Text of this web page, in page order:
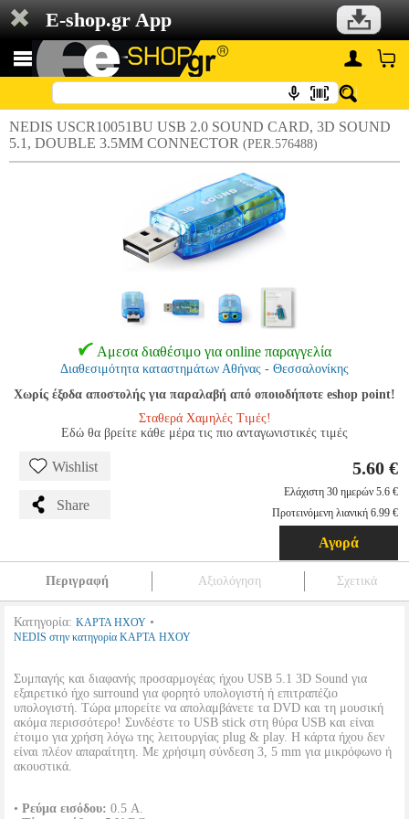
E-shop.gr App
NEDIS USCR10051BU USB 2.0 SOUND CARD, 3D SOUND
5.1, DOUBLE 3.5MM CONNECTOR (PER.576488)
Αμεσα διαθέσιμο για online παραγγελία
Διαθεσιμότητα καταστημάτων Αθήνας - Θεσσαλονίκης
Χωρίς έξοδα αποστολής για παραλαβή από οποιοδήποτε eshop point!
Σταθερά Χαμηλές Τιμές!
Εδώ θα βρείτε κάθε μέρα τις πιο ανταγωνιστικές τιμές
Wishlist
Share
5.60 €
Ελάχιστη 30 ημερών 5.6 €
Προτεινόμενη λιανική 6.99 €
Αγορά
Περιγραφή Αξιολόγηση Σχετικά
Κατηγορία: ΚΑΡΤΑ ΗΧΟΥ •
NEDIS στην κατηγορία ΚΑΡΤΑ ΗΧΟΥ
Συμπαγής και διαφανής προσαρμογέας ήχου USB 5.1 3D Sound για
εξαιρετικό ήχο surround για φορητό υπολογιστή ή επιτραπέζιο
υπολογιστή. Τώρα μπορείτε να απολαμβάνετε τα DVD και τη μουσική
ακόμα περισσότερο! Συνδέστε το USB stick στη θύρα USB και είναι
έτοιμο για χρήση λόγω της λειτουργίας plug & play. Η κάρτα ήχου δεν
είναι πλέον απαραίτητη. Με χρήσιμη σύνδεση 3, 5 mm για μικρόφωνο ή
ακουστικά.
• Ρεύμα εισόδου: 0.5 A.